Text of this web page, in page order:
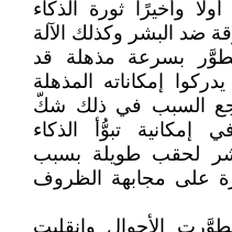
أولًا وأخيرًا ثورة الذكاء
ضد البشر وكذلك الآلة
بسرعة مذهلة قد
إمكاناته المذهلة
السبب في ذلك شكّ
تبوُّأ الذكاء
لحقب طويلة بسبب
على مجابهة الظروف
الأحوال وانقلبت